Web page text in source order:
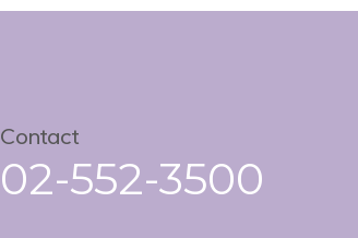
Contact
02-552-3500